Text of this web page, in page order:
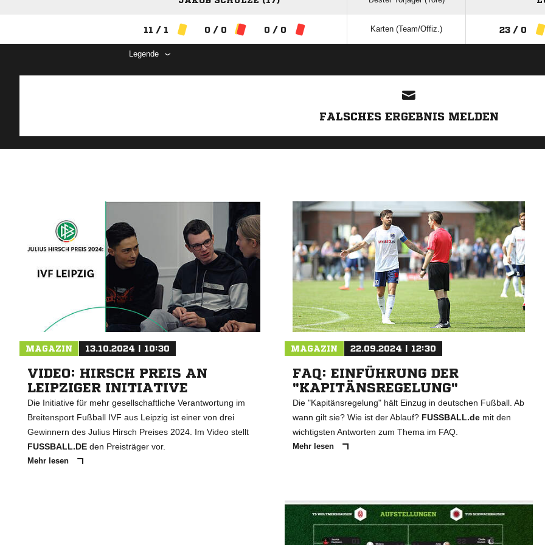
11 / 1 0 / 0 0 / 0 Karten (Team/Offiz.) 23 / 0
Legende
FALSCHES ERGEBNIS MELDEN
MAGAZIN 13.10.2024 | 10:30
VIDEO: HIRSCH PREIS AN
LEIPZIGER INITIATIVE
Die Initiative für mehr gesellschaftliche Verantwortung im
Breitensport Fußball IVF aus Leipzig ist einer von drei
Gewinnern des Julius Hirsch Preises 2024. Im Video stellt
FUSSBALL.DE den Preisträger vor.
Mehr lesen
MAGAZIN 22.09.2024 | 12:30
FAQ: EINFÜHRUNG DER
"KAPITÄNSREGELUNG"
Die "Kapitänsregelung" hält Einzug in deutschen Fußball. Ab
wann gilt sie? Wie ist der Ablauf? FUSSBALL.demit den
wichtigsten Antworten zum Thema im FAQ.
Mehr lesen